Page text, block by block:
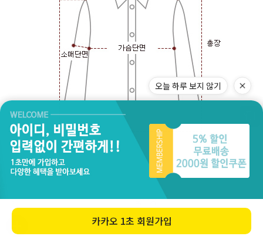
오늘 하루 보지 않기